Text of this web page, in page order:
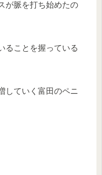
が脈を打ち始めたの
ることを握っている
していく富田のペニ